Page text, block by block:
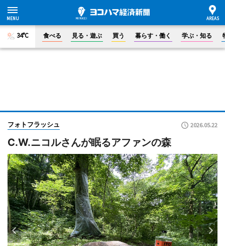
34°C 食べる 見る・遊ぶ 買う 暮らす・働く 学ぶ・知る
フォトフラッシュ 2026.05.22
C.W.ニコルさんが眠るアファンの森